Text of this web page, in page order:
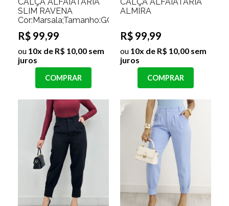
SLIM RAVENA
Cor:Marsala;Tamanho:GG
R$ 99,99
ou 10x de R$ 10,00 sem
juros
COMPRAR
ALMIRA
R$ 99,99
ou 10x de R$ 10,00 sem
juros
COMPRAR